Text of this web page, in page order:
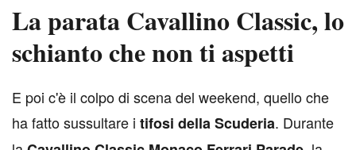
La parata Cavallino Classic, lo
schianto che non ti aspetti
E poi c'è il colpo di scena del weekend, quello che
ha fatto sussultare i tifosi della Scuderia. Durante